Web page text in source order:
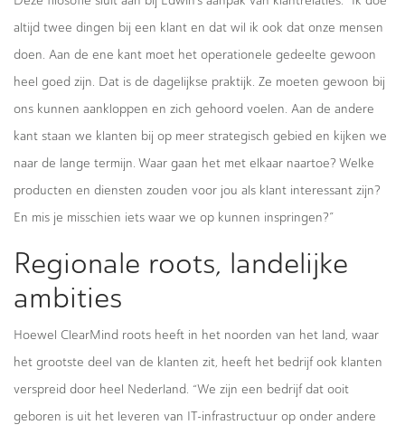
altijd twee dingen bij een klant en dat wil ik ook dat onze mensen
doen. Aan de ene kant moet het operationele gedeelte gewoon
heel goed zijn. Dat is de dagelijkse praktijk. Ze moeten gewoon bij
ons kunnen aankloppen en zich gehoord voelen. Aan de andere
kant staan we klanten bij op meer strategisch gebied en kijken we
naar de lange termijn. Waar gaan het met elkaar naartoe? Welke
producten en diensten zouden voor jou als klant interessant zijn?
En mis je misschien iets waar we op kunnen inspringen?”
Regionale roots, landelijke
ambities
Hoewel ClearMind roots heeft in het noorden van het land, waar
het grootste deel van de klanten zit, heeft het bedrijf ook klanten
verspreid door heel Nederland. “We zijn een bedrijf dat ooit
geboren is uit het leveren van IT-infrastructuur op onder andere